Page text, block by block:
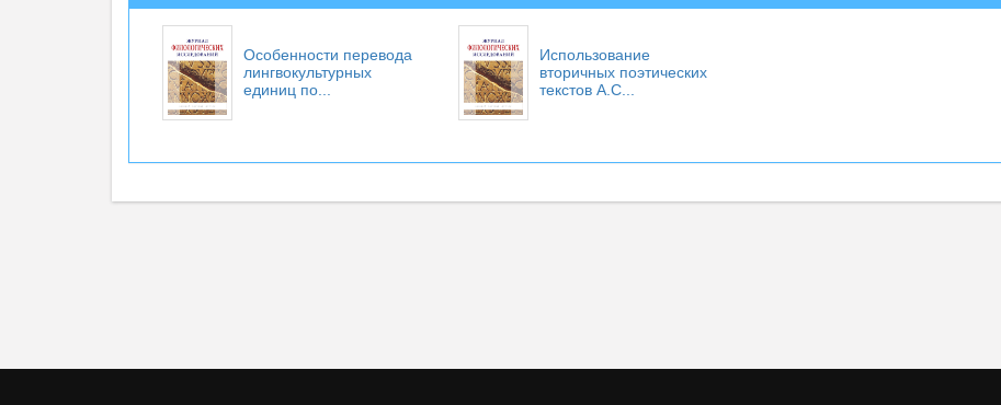
Особенности перевода
лингвокультурных
единиц по...
Использование
вторичных поэтических
текстов А.С...